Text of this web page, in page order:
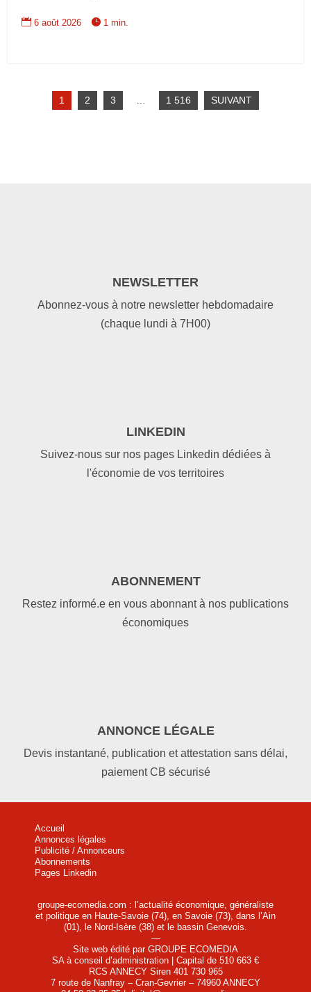
 6 août 2026  1 min.
1 2 3 1 516 SUIVANT
NEWSLETTER
Abonnez-vous à notre newsletter hebdomadaire
(chaque lundi à 7H00)
LINKEDIN
Suivez-nous sur nos pages Linkedin dédiées à
l'économie de vos territoires
ABONNEMENT
Restez informé.e en vous abonnant à nos publications
économiques
ANNONCE LÉGALE
Devis instantané, publication et attestation sans délai,
paiement CB sécurisé
Accueil
Annonces légales
Publicité / Annonceurs
Abonnements
Pages Linkedin
groupe-ecomedia.com : l’actualité économique, généraliste
et politique en Haute-Savoie (74), en Savoie (73), dans l’Ain
(01), le Nord-Isère (38) et le bassin Genevois.
—
Site web édité par GROUPE ECOMEDIA
SA à conseil d’administration | Capital de 510 663 €
RCS ANNECY Siren 401 730 965
7 route de Nanfray – Cran-Gevrier – 74960 ANNECY